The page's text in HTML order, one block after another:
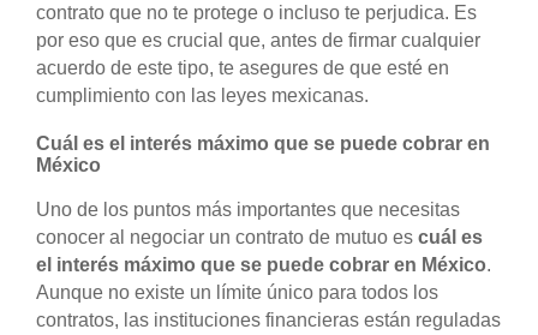
contrato que no te protege o incluso te perjudica. Es
por eso que es crucial que, antes de firmar cualquier
acuerdo de este tipo, te asegures de que esté en
cumplimiento con las leyes mexicanas.
Cuál es el interés máximo que se puede cobrar en
México
Uno de los puntos más importantes que necesitas
conocer al negociar un contrato de mutuo es cuál es
el interés máximo que se puede cobrar en México.
Aunque no existe un límite único para todos los
contratos, las instituciones financieras están reguladas